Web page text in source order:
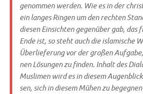
ge­nom­men wer­den. Wie es in der
ein lan­ges Rin­gen um den rech­ten
die­sen Ein­sich­ten gegen­über gab, das
Ende ist, so steht auch die isla­mi­sche
Über­lie­fe­rung vor der gro­ßen
nen Lösun­gen zu fin­den. Inhalt des
Mus­li­men wird es in die­sem
sen, sich in die­sem Mühen zu